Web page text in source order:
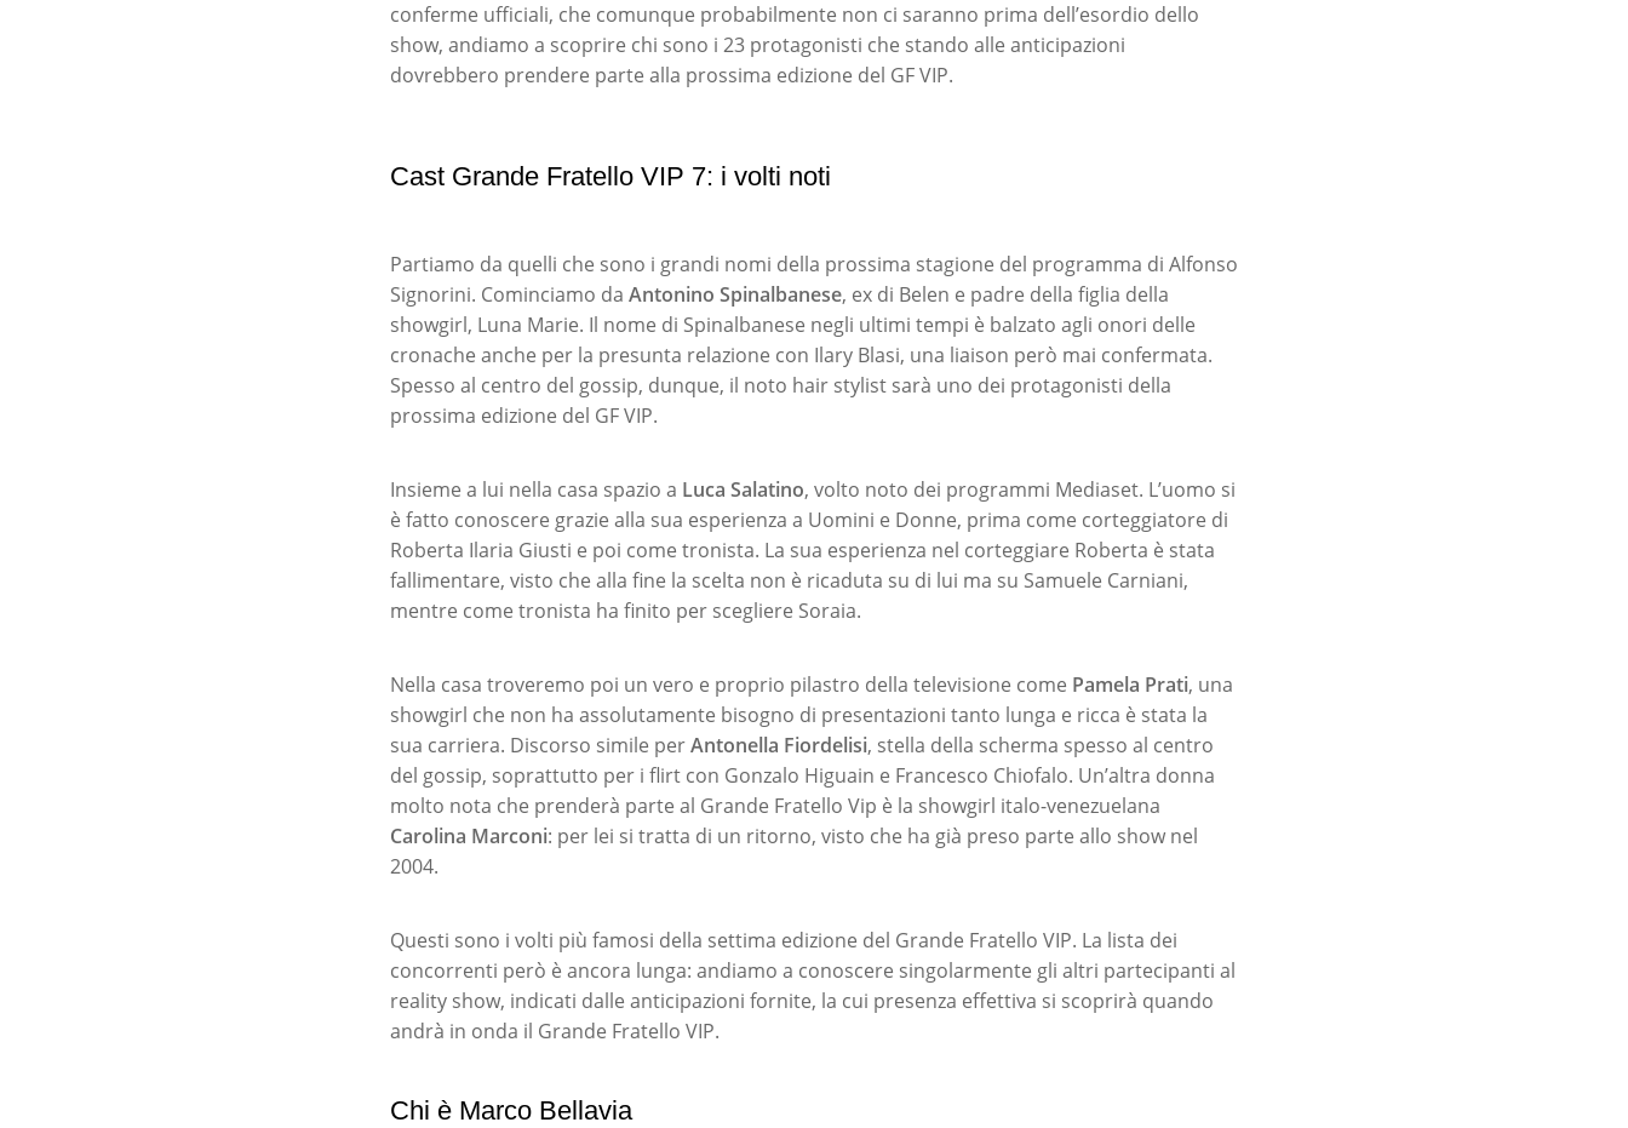
conferme ufficiali, che comunque probabilmente non ci saranno prima dell’esordio dello
show, andiamo a scoprire chi sono i 23 protagonisti che stando alle anticipazioni
dovrebbero prendere parte alla prossima edizione del GF VIP.
Cast Grande Fratello VIP 7: i volti noti
Partiamo da quelli che sono i grandi nomi della prossima stagione del programma di Alfonso
Signorini. Cominciamo da Antonino Spinalbanese, ex di Belen e padre della figlia della
showgirl, Luna Marie. Il nome di Spinalbanese negli ultimi tempi è balzato agli onori delle
cronache anche per la presunta relazione con Ilary Blasi, una liaison però mai confermata.
Spesso al centro del gossip, dunque, il noto hair stylist sarà uno dei protagonisti della
prossima edizione del GF VIP.
Insieme a lui nella casa spazio a Luca Salatino, volto noto dei programmi Mediaset. L’uomo si
è fatto conoscere grazie alla sua esperienza a Uomini e Donne, prima come corteggiatore di
Roberta Ilaria Giusti e poi come tronista. La sua esperienza nel corteggiare Roberta è stata
fallimentare, visto che alla fine la scelta non è ricaduta su di lui ma su Samuele Carniani,
mentre come tronista ha finito per scegliere Soraia.
Nella casa troveremo poi un vero e proprio pilastro della televisione come Pamela Prati, una
showgirl che non ha assolutamente bisogno di presentazioni tanto lunga e ricca è stata la
sua carriera. Discorso simile perAntonella Fiordelisi, stella della scherma spesso al centro
del gossip, soprattutto per i flirt con Gonzalo Higuain e Francesco Chiofalo. Un’altra donna
molto nota che prenderà parte al Grande Fratello Vip è la showgirl italo-venezuelana
Carolina Marconi: per lei si tratta di un ritorno, visto che ha già preso parte allo show nel
2004.
Questi sono i volti più famosi della settima edizione del Grande Fratello VIP. La lista dei
concorrenti però è ancora lunga: andiamo a conoscere singolarmente gli altri partecipanti al
reality show, indicati dalle anticipazioni fornite, la cui presenza effettiva si scoprirà quando
andrà in onda il Grande Fratello VIP.
Chi è Marco Bellavia